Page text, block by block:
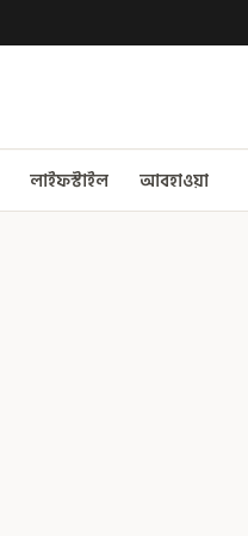
লাইফস্টাইল আবহাওয়া